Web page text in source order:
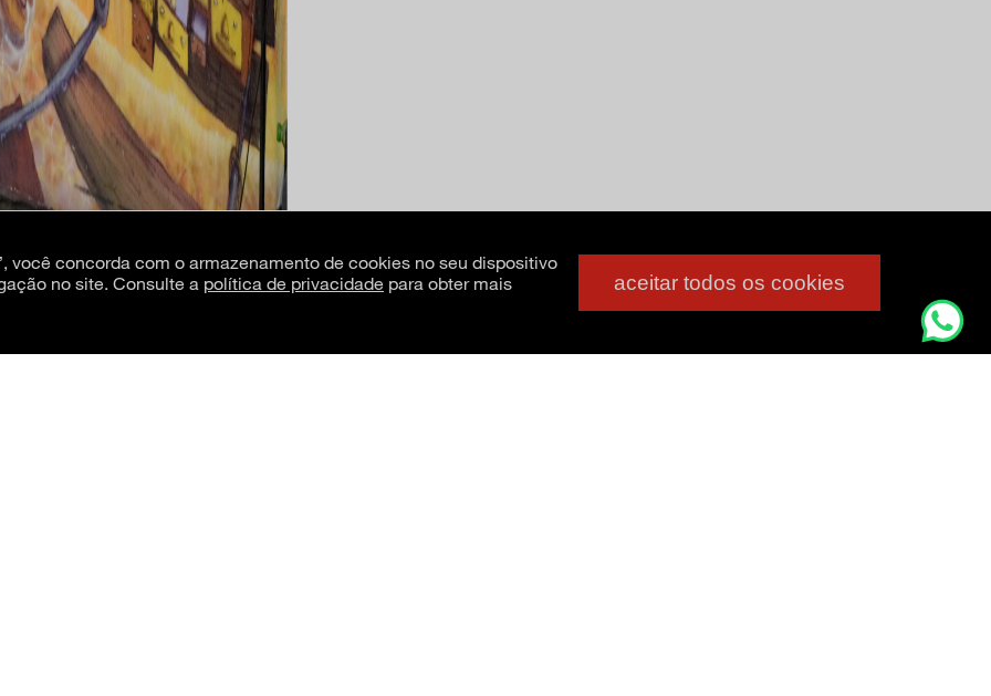
& culture
você concorda com o armazenamento de cookies no seu dispositivo
no site. Consulte a política de privacidade para obter mais
aceitar todos os cookies